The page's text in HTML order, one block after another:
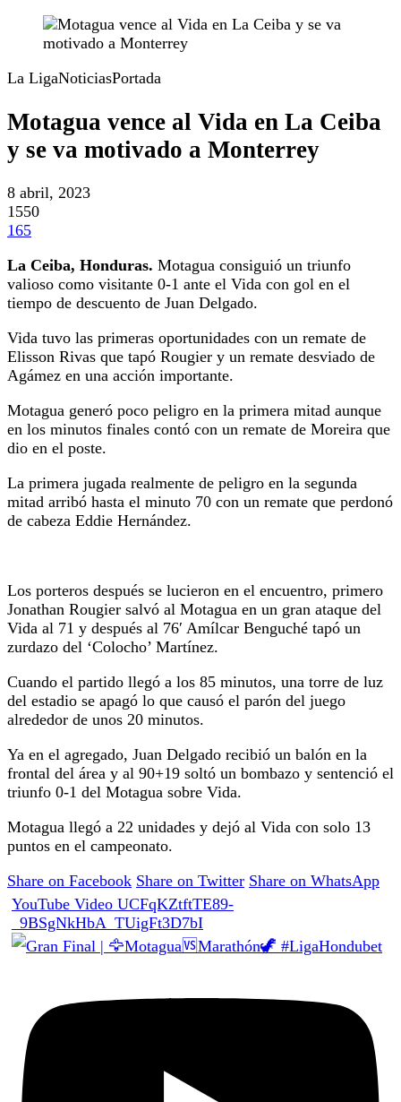
La LigaNoticiasPortada
Motagua vence al Vida en La Ceiba
y se va motivado a Monterrey
8 abril, 2023
1550
165
La Ceiba, Honduras. Motagua consiguió un triunfo
valioso como visitante 0-1 ante el Vida con gol en el
tiempo de descuento de Juan Delgado.
Vida tuvo las primeras oportunidades con un remate de
Elisson Rivas que tapó Rougier y un remate desviado de
Agámez en una acción importante.
Motagua generó poco peligro en la primera mitad aunque
en los minutos finales contó con un remate de Moreira que
dio en el poste.
La primera jugada realmente de peligro en la segunda
mitad arribó hasta el minuto 70 con un remate que perdonó
de cabeza Eddie Hernández.
Los porteros después se lucieron en el encuentro, primero
Jonathan Rougier salvó al Motagua en un gran ataque del
Vida al 71 y después al 76′ Amílcar Benguché tapó un
zurdazo del ‘Colocho’ Martínez.
Cuando el partido llegó a los 85 minutos, una torre de luz
del estadio se apagó lo que causó el parón del juego
alrededor de unos 20 minutos.
Ya en el agregado, Juan Delgado recibió un balón en la
frontal del área y al 90+19 soltó un bombazo y sentenció el
triunfo 0-1 del Motagua sobre Vida.
Motagua llegó a 22 unidades y dejó al Vida con solo 13
puntos en el campeonato.
Share on Facebook Share on Twitter Share on WhatsApp
YouTube Video UCFqKZtftTE89-
_9BSgNkHbA_TUigFt3D7bI